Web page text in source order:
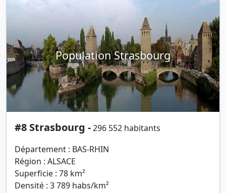
Population Strasbourg
#8 Strasbourg -296 552 habitants
Département : BAS-RHIN
Région : ALSACE
Superficie : 78 km²
Densité : 3 789 habs/km²